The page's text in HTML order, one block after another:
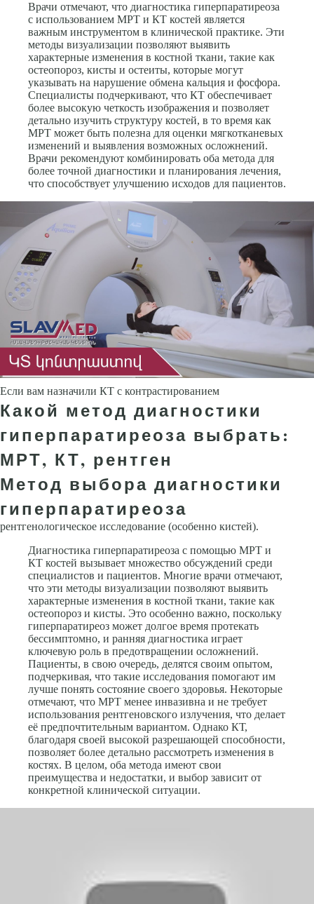
Врачи отмечают, что диагностика гиперпаратиреоза
с использованием МРТ и КТ костей является
важным инструментом в клинической практике. Эти
методы визуализации позволяют выявить
характерные изменения в костной ткани, такие как
остеопороз, кисты и остеиты, которые могут
указывать на нарушение обмена кальция и фосфора.
Специалисты подчеркивают, что КТ обеспечивает
более высокую четкость изображения и позволяет
детально изучить структуру костей, в то время как
МРТ может быть полезна для оценки мягкотканевых
изменений и выявления возможных осложнений.
Врачи рекомендуют комбинировать оба метода для
более точной диагностики и планирования лечения,
что способствует улучшению исходов для пациентов.
Если вам назначили КТ с контрастированием
Какой метод диагностики
гиперпаратиреоза выбрать:
МРТ, КТ, рентген
Метод выбора диагностики
гиперпаратиреоза
рентгенологическое исследование (особенно кистей).
Диагностика гиперпаратиреоза с помощью МРТ и
КТ костей вызывает множество обсуждений среди
специалистов и пациентов. Многие врачи отмечают,
что эти методы визуализации позволяют выявить
характерные изменения в костной ткани, такие как
остеопороз и кисты. Это особенно важно, поскольку
гиперпаратиреоз может долгое время протекать
бессимптомно, и ранняя диагностика играет
ключевую роль в предотвращении осложнений.
Пациенты, в свою очередь, делятся своим опытом,
подчеркивая, что такие исследования помогают им
лучше понять состояние своего здоровья. Некоторые
отмечают, что МРТ менее инвазивна и не требует
использования рентгеновского излучения, что делает
её предпочтительным вариантом. Однако КТ,
благодаря своей высокой разрешающей способности,
позволяет более детально рассмотреть изменения в
костях. В целом, оба метода имеют свои
преимущества и недостатки, и выбор зависит от
конкретной клинической ситуации.